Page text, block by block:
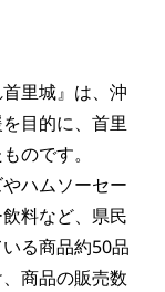
里城』は、沖
目的に、首里
のです。
ハムソーセー
料など、県民
る商品約50品
商品の販売数